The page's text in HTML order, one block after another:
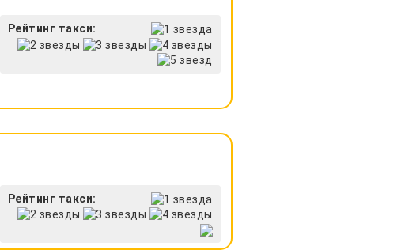
Рейтинг такси:
Рейтинг такси: